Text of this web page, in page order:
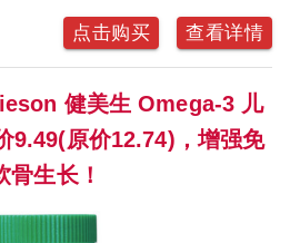
点击购买 查看详情
健美生 Omega-3 儿
9.49(原价12.74)，增强免
生长！